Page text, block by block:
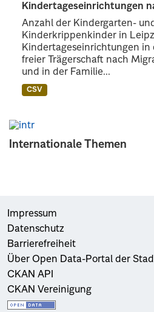
Internationale Themen
Kindertageseinrichtungen
Anzahl der Kindergarten- und
Kinderkrippenkinder in
Kindertageseinrichtungen in
freier Trägerschaft nach
und in der Familie...
CSV
Impressum
Datenschutz
Barrierefreiheit
Über Open Data-Portal der
CKAN API
CKAN Vereinigung